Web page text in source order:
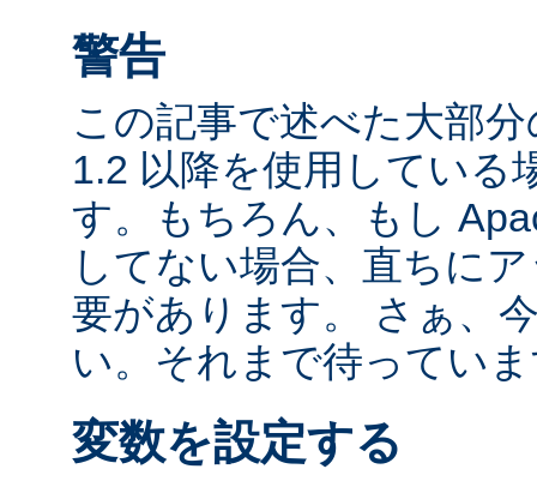
警告
この記事で述べた大部
1.2 以降を使用している
す。もちろん、もし
してない場合、直ちに
要があります。 さぁ、
い。それまで待ってい
変数を設定する